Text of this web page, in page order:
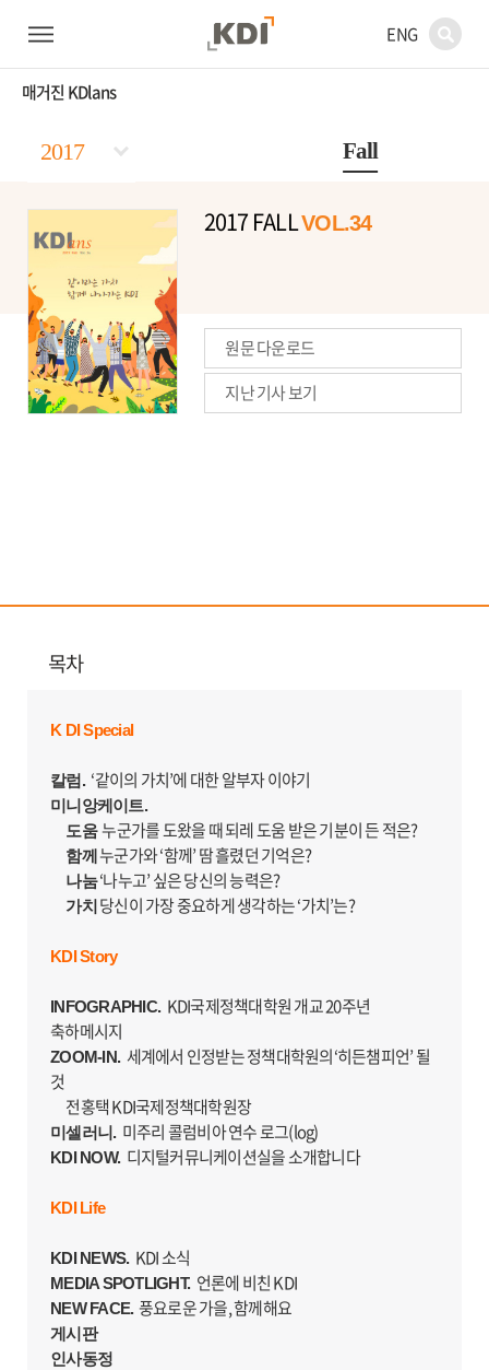
ENG
매거진 KDlans
Fall
2017 FALLVOL.34
원문 다운로드
지난 기사 보기
목차
K DI Special
칼럼. ‘같이의 가치’에 대한 알부자 이야기
미니앙케이트.
도움누군가를 도왔을 때 되레 도움 받은 기분이 든 적은?
함께누군가와 ‘함께’ 땀 흘렸던 기억은?
나눔‘나누고’ 싶은 당신의 능력은?
가치당신이 가장 중요하게 생각하는 ‘가치’는?
KDI Story
INFOGRAPHIC. KDI국제정책대학원 개교 20주년
축하메시지
ZOOM-IN. 세계에서 인정받는 정책대학원의‘히든챔피언’ 될
것
전홍택 KDI국제정책대학원장
미셀러니. 미주리 콜럼비아 연수 로그(log)
KDI NOW. 디지털커뮤니케이션실을 소개합니다
KDI Life
KDI NEWS. KDI 소식
MEDIA SPOTLIGHT. 언론에 비친 KDI
NEW FACE.풍요로운 가을, 함께해요
게시판
인사동정